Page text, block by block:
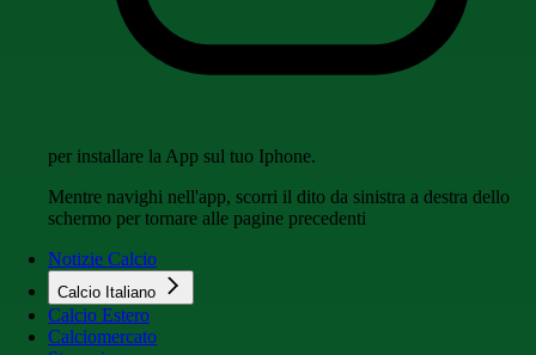
per installare la App sul tuo Iphone.
Mentre navighi nell'app, scorri il dito da sinistra a destra dello
schermo per tornare alle pagine precedenti
Notizie Calcio
Calcio Italiano
Calcio Estero
Calciomercato